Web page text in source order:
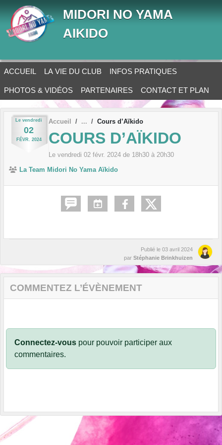
MIDORI NO YAMA
AIKIDO
ACCUEIL LA VIE DU CLUB INFOS PRATIQUES
PHOTOS & VIDÉOS PARTENAIRES CONTACT ET PLAN
Le vendredi
02
FÉVR. 2024
Accueil Cours d’Aïkido
COURS D’AÏKIDO
Le vendredi 02 févr. 2024 de 18h30 à 20h30
La Team Midori No Yama Aïkido
Publié le 03 avril 2024
par Stéphanie Brinkhuizen
COMMENTEZ L’ÉVÈNEMENT
Connectez-vous pour pouvoir participer aux
commentaires.
Panneau de gestion des cookies